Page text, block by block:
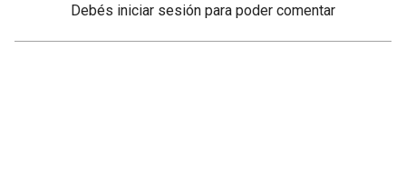
Debés iniciar sesión para poder comentar